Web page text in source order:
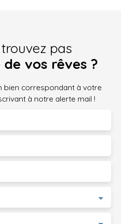
pas
vos rêves ?
bien correspondant à votre
à notre alerte mail !